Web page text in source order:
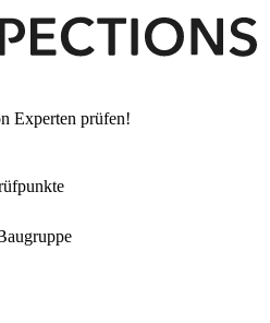
Experten prüfen!